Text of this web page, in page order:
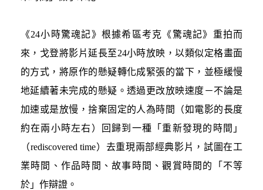
《24小時驚魂記》根據希區考克《驚魂記》重拍而
來，戈登將影片延長至24小時放映，以類似定格畫面
的方式，將原作的懸疑轉化成緊張的當下，並極緩慢
地延續著未完成的懸疑。透過更改放映速度－不論是
加速或是放慢，捨棄固定的人為時間（如電影的長度
約在兩小時左右）回歸到一種「重新發現的時間」
（rediscovered time）去重現兩部經典影片，試圖在工
業時間、作品時間、故事時間、觀賞時間的「不等
於」作辯證。